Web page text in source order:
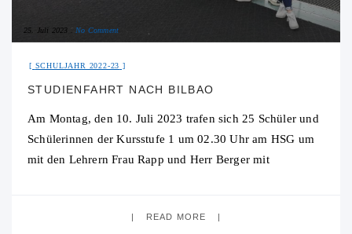
25. Juli 2023 No Comment
SCHULJAHR 2022-23
STUDIENFAHRT NACH BILBAO
Am Montag, den 10. Juli 2023 trafen sich 25 Schüler und
Schülerinnen der Kursstufe 1 um 02.30 Uhr am HSG um
mit den Lehrern Frau Rapp und Herr Berger mit
READ MORE